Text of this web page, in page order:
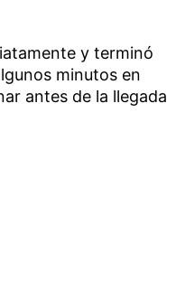
y terminó
minutos en
antes de la llegada